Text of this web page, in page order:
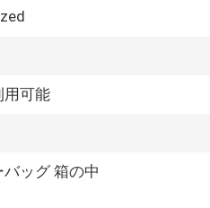
用可能
ッグ 箱の中